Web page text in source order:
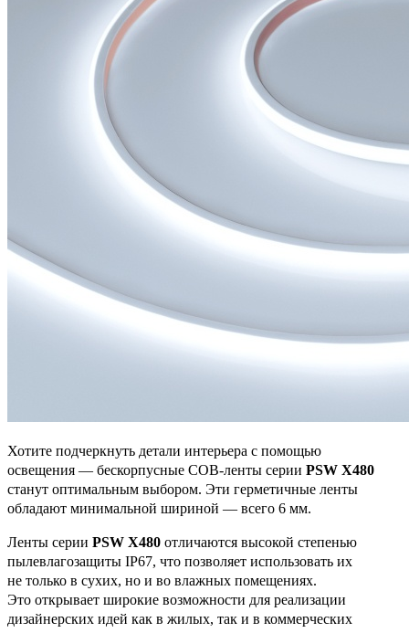
Хотите подчеркнуть детали интерьера с помощью
освещения — бескорпусные COB-ленты серии PSW X480
станут оптимальным выбором. Эти герметичные ленты
обладают минимальной шириной — всего 6 мм.
Ленты серии PSW X480 отличаются высокой степенью
пылевлагозащиты IP67, что позволяет использовать их
не только в сухих, но и во влажных помещениях.
Это открывает широкие возможности для реализации
дизайнерских идей как в жилых, так и в коммерческих